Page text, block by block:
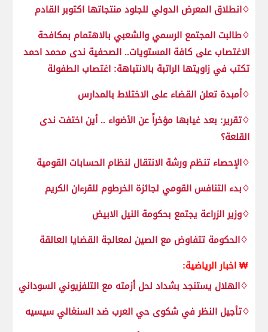
♢انطلاق المعرض الدولي للجلود منتجاتها اكتوبر القادم
♢طالبت المجتمع الرسمي والشعبي بالاهتمام بمكافحة
الاغتصاب على كافة المستويات.. الصحفية ندى محمد احمد
تكتب في زاويتها الراتبة بالانتباهة: اغتصاب الطفولة
♢أمبدة تعلن القضاء على الاختلاط بالمدارس
♢تقرير: بعد غيابها مؤخراً عن الأضواء .. أين اختفت ندى
القلعة؟
♢الإحصاء تنظم ورشة الانتقال لنظام الحسابات القومية
♢بدء التنافس القومي لجائزة الخرطوم للقرءان الكريم
♢وزير الزراعة يجتمع بحكومة النيل الابيض
♢الحكومة تتفاوض مع الصين لمعالجة القضايا العالقة
₩ اخبار الرياضية:
♢الهلال يستنجد بشداد لحل أزمته مع التلفزيوني السوداني
♢تأجيل النظر في شكوى حي العرب ضد السنغالي سيسيه